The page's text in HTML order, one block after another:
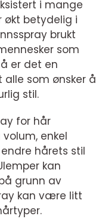
i mange
økt betydelig i
brukt
som
er det en
som ønsker å
stil.
for hår
enkel
hårets stil
kan
grunn av
kan være litt